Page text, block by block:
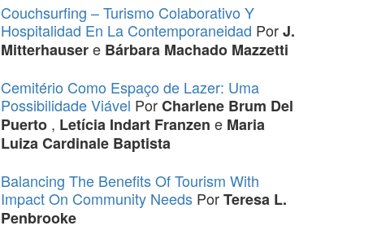
Couchsurfing – Turismo Colaborativo Y
Hospitalidad En La Contemporaneidad PorJ.
Mitterhausere Bárbara Machado Mazzetti
Cemitério Como Espaço de Lazer: Uma
Possibilidade Viável PorCharlene Brum Del
Puerto, Letícia Indart Franzen e Maria
Luiza Cardinale Baptista
Balancing The Benefits Of Tourism With
Impact On Community Needs PorTeresa L.
Penbrooke